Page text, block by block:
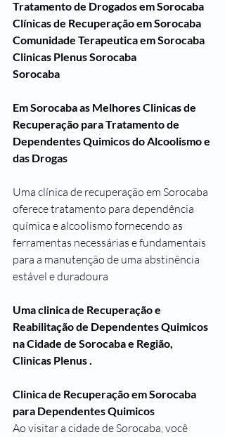
Tratamento de Drogados em Sorocaba
Clínicas de Recuperação em Sorocaba
Comunidade Terapeutica em Sorocaba
Clinicas Plenus Sorocaba
Sorocaba
Em Sorocaba as Melhores Clinicas de
Recuperação para Tratamento de
Dependentes Quimicos do Alcoolismo e
das Drogas
Uma clínica de recuperação em Sorocaba
oferece tratamento para dependência
química e alcoolismo fornecendo as
ferramentas necessárias e fundamentais
para a manutenção de uma abstinência
estável e duradoura
Uma clinica de Recuperação e
Reabilitação de Dependentes Quimicos
na Cidade de Sorocaba e Região,
Clinicas Plenus .
Clinica de Recuperação em Sorocaba
para Dependentes Quimicos
Ao visitar a cidade de Sorocaba, você